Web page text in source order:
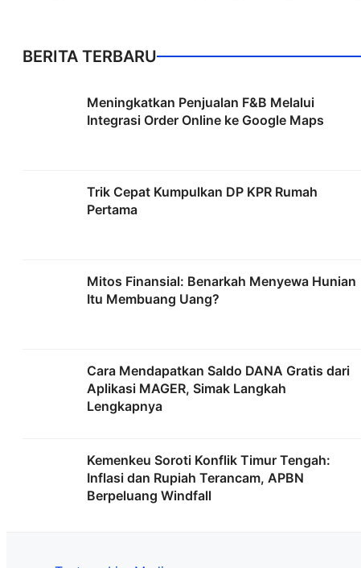
BERITA TERBARU
Meningkatkan Penjualan F&B Melalui
Integrasi Order Online ke Google Maps
Trik Cepat Kumpulkan DP KPR Rumah
Pertama
Mitos Finansial: Benarkah Menyewa Hunian
Itu Membuang Uang?
Cara Mendapatkan Saldo DANA Gratis dari
Aplikasi MAGER, Simak Langkah
Lengkapnya
Kemenkeu Soroti Konflik Timur Tengah:
Inflasi dan Rupiah Terancam, APBN
Berpeluang Windfall